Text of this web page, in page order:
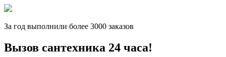
За год выполнили более 3000 заказов
Вызов сантехника 24 часа!